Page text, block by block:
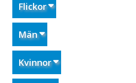
Flickor
Män
Kvinnor